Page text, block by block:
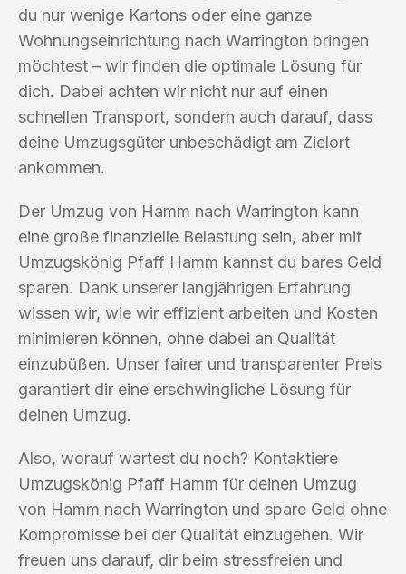
du nur wenige Kartons oder eine ganze
Wohnungseinrichtung nach Warrington bringen
möchtest – wir finden die optimale Lösung für
dich. Dabei achten wir nicht nur auf einen
schnellen Transport, sondern auch darauf, dass
deine Umzugsgüter unbeschädigt am Zielort
ankommen.
Der Umzug von Hamm nach Warrington kann
eine große finanzielle Belastung sein, aber mit
Umzugskönig Pfaff Hamm kannst du bares Geld
sparen. Dank unserer langjährigen Erfahrung
wissen wir, wie wir effizient arbeiten und Kosten
minimieren können, ohne dabei an Qualität
einzubüßen. Unser fairer und transparenter Preis
garantiert dir eine erschwingliche Lösung für
deinen Umzug.
Also, worauf wartest du noch? Kontaktiere
Umzugskönig Pfaff Hamm für deinen Umzug
von Hamm nach Warrington und spare Geld ohne
Kompromisse bei der Qualität einzugehen. Wir
freuen uns darauf, dir beim stressfreien und